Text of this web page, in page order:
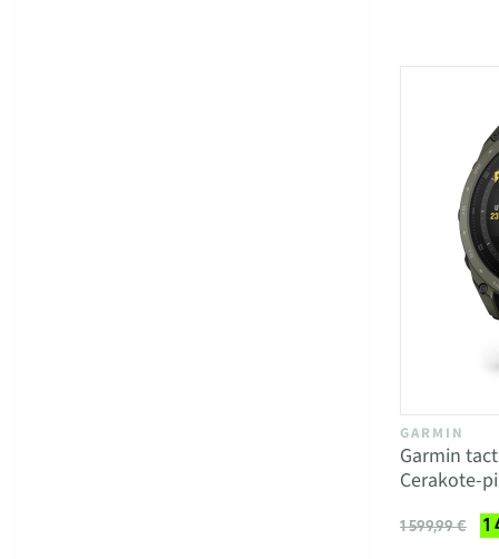
GARMIN
Garmin
Cerakote-
1 599,99 € 1